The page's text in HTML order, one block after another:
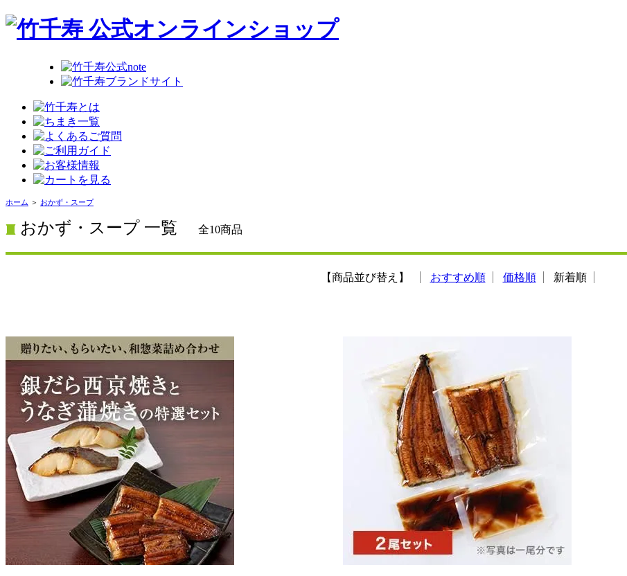
ホーム ＞ おかず・スープ
おかず・スープ 一覧 全10商品
【商品並び替え】 おすすめ順 価格順 新着順